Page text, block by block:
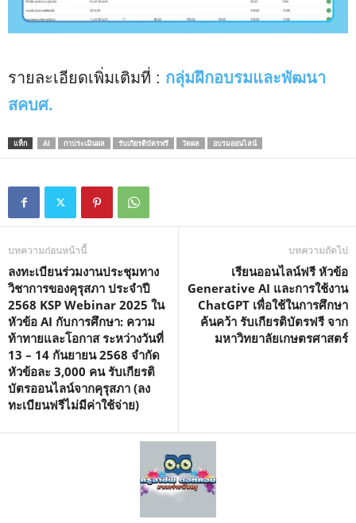
รายละเอียดเพิ่มเติมที่ : กลุ่มฝึกอบรมและพัฒนา
สคบศ.
แท็ก AI กาประเมินผล รับเกียรติบัตรฟรี วัดผล อบรมออนไลน์
บทความก่อนหน้านี้
ลงทะเบียนร่วมงานประชุมทาง
วิชาการของคุรุสภา ประจำปี
2568 KSP Webinar 2025 ใน
หัวข้อ AI กับการศึกษา: ความ
ท้าทายและโอกาส ระหว่างวันที่
13 – 14 กันยายน 2568 จำกัด
หัวข้อละ 3,000 คน รับเกียรติ
บัตรออนไลน์จากคุรุสภา (ลง
ทะเบียนฟรีไม่มีค่าใช้จ่าย)
บทความถัดไป
เรียนออนไลน์ฟรี หัวข้อ
Generative AI และการใช้งาน
ChatGPT เพื่อใช้ในการศึกษา
ค้นคว้า รับเกียรติบัตรฟรี จาก
มหาวิทยาลัยเกษตรศาสตร์